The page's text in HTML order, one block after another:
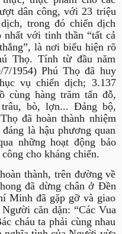
dân công, với 23 triệu
trong đó chiến dịch
với tinh thần “tất cả
là nơi biểu hiện rõ
Thọ. Tính từ đầu năm
1954) Phú Thọ đã huy
vụ chiến dịch; 3.137
cùng hàng trăm tấn đỗ,
bò, lợn... Đảng bộ,
đã hoàn thành nhiệm
là hậu phương quan
những hoạt động bảo
cho kháng chiến.
thành, trên đường về
đã dừng chân ở Đền
Minh đã gặp gỡ và giao
căn dặn: “Các Vua
cháu ta phải cùng nhau